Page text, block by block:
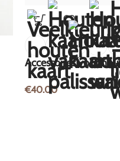
Accessoires voor
€40.00